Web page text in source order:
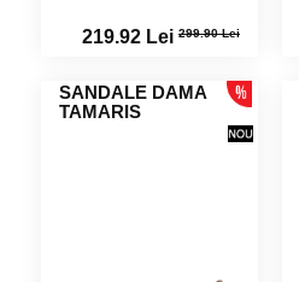
219.92 Lei 299.90 Lei
SANDALE DAMA
TAMARIS